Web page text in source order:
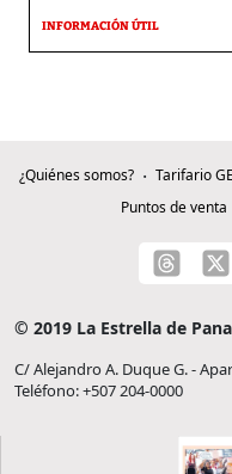
INFORMACIÓN ÚTIL
¿Quiénes somos? Tarifario
Puntos de venta
© 2019 La Estrella de
C/ Alejandro A. Duque G. -
Teléfono: +507 204-0000